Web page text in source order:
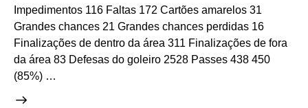
Impedimentos 116 Faltas 172 Cartões amarelos 31
Grandes chances 21 Grandes chances perdidas 16
Finalizações de dentro da área 311 Finalizações de fora
da área 83 Defesas do goleiro 2528 Passes 438 450
(85%) …